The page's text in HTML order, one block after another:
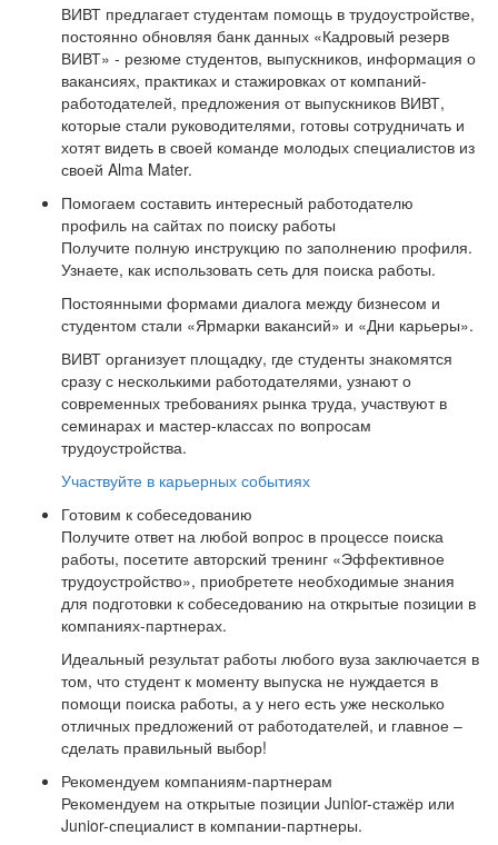
ВИВТ предлагает студентам помощь в трудоустройстве,
постоянно обновляя банк данных «Кадровый резерв
ВИВТ» - резюме студентов, выпускников, информация о
вакансиях, практиках и стажировках от компаний-
работодателей, предложения от выпускников ВИВТ,
которые стали руководителями, готовы сотрудничать и
хотят видеть в своей команде молодых специалистов из
своей Alma Mater.
Помогаем составить интересный работодателю
профиль на сайтах по поиску работы
Получите полную инструкцию по заполнению профиля.
Узнаете, как использовать сеть для поиска работы.
Постоянными формами диалога между бизнесом и
студентом стали «Ярмарки вакансий» и «Дни карьеры».
ВИВТ организует площадку, где студенты знакомятся
сразу с несколькими работодателями, узнают о
современных требованиях рынка труда, участвуют в
семинарах и мастер-классах по вопросам
трудоустройства.
Участвуйте в карьерных событиях
Готовим к собеседованию
Получите ответ на любой вопрос в процессе поиска
работы, посетите авторский тренинг «Эффективное
трудоустройство», приобретете необходимые знания
для подготовки к собеседованию на открытые позиции в
компаниях-партнерах.
Идеальный результат работы любого вуза заключается в
том, что студент к моменту выпуска не нуждается в
помощи поиска работы, а у него есть уже несколько
отличных предложений от работодателей, и главное –
сделать правильный выбор!
Рекомендуем компаниям-партнерам
Рекомендуем на открытые позиции Junior-стажёр или
Junior-специалист в компании-партнеры.